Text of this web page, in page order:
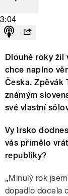
3:04
Dlouhé roky žil
chce naplno
Česka. Zpěvák
známým
své vlastní
Vy Irsko
vás přimělo
republiky?
„Minulý rok
dopadlo docela